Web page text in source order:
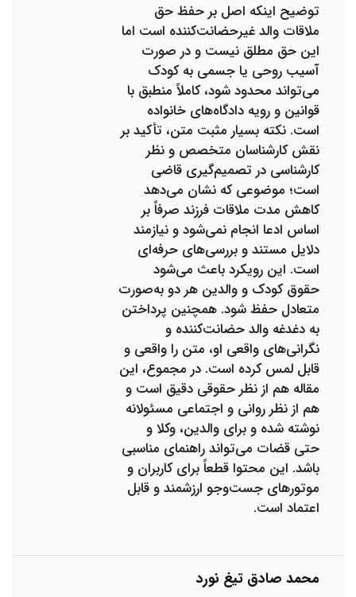
توضیح اینکه اصل بر حفظ حق
ملاقات والد غیرحضانت‌کننده است اما
این حق مطلق نیست و در صورت
آسیب روحی یا جسمی به کودک
می‌تواند محدود شود، کاملاً منطبق با
قوانین و رویه دادگاه‌های خانواده
است. نکته بسیار مثبت متن، تأکید بر
نقش کارشناسان متخصص و نظر
کارشناسی در تصمیم‌گیری قاضی
است؛ موضوعی که نشان می‌دهد
کاهش مدت ملاقات فرزند صرفاً بر
اساس ادعا انجام نمی‌شود و نیازمند
دلایل مستند و بررسی‌های حرفه‌ای
است. این رویکرد باعث می‌شود
حقوق کودک و والدین هر دو به‌صورت
متعادل حفظ شود. همچنین پرداختن
به دغدغه والد حضانت‌کننده و
نگرانی‌های واقعی او، متن را واقعی و
قابل لمس کرده است. در مجموع، این
مقاله هم از نظر حقوقی دقیق است و
هم از نظر روانی و اجتماعی مسئولانه
نوشته شده و برای والدین، وکلا و
حتی قضات می‌تواند راهنمای مناسبی
باشد. این محتوا قطعاً برای کاربران و
موتورهای جست‌وجو ارزشمند و قابل
اعتماد است.
محمد صادق تیغ نورد